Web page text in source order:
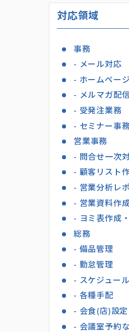
対応領域
事務
- メール対応
- ホームペー
- メルマガ配
- 受発注業務
- セミナー事
営業事務
- 問合せ一次
- 顧客リスト
- 営業分析レ
- 営業資料作
- ヨミ表作成
総務
- 備品管理
- 勤怠管理
- スケジュー
- 各種手配
- 会食(店)設定
- 会議室予約